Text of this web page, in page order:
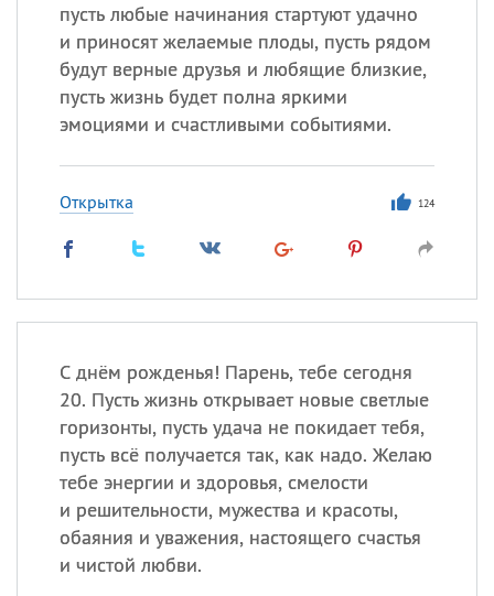
пусть любые начинания стартуют удачно
и приносят желаемые плоды, пусть рядом
будут верные друзья и любящие близкие,
пусть жизнь будет полна яркими
эмоциями и счастливыми событиями.
Открытка 124
С днём рожденья! Парень, тебе сегодня
20. Пусть жизнь открывает новые светлые
горизонты, пусть удача не покидает тебя,
пусть всё получается так, как надо. Желаю
тебе энергии и здоровья, смелости
и решительности, мужества и красоты,
обаяния и уважения, настоящего счастья
и чистой любви.